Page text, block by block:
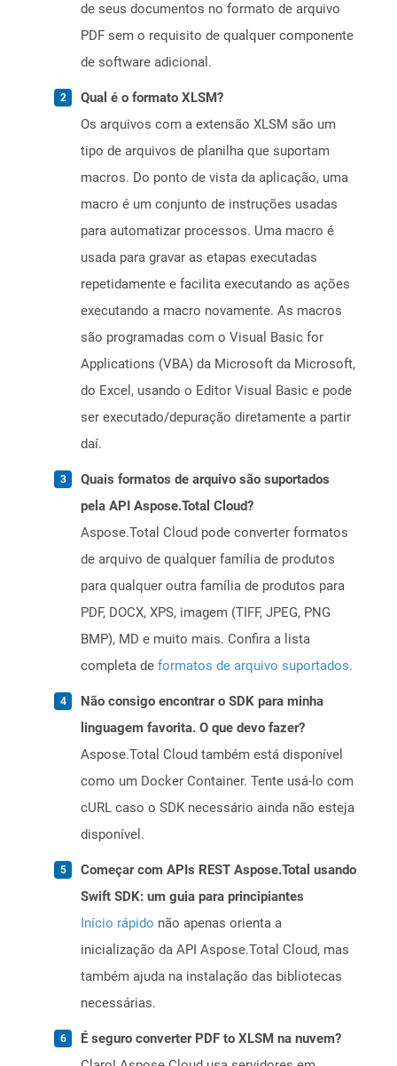
de seus documentos no formato de arquivo
PDF sem o requisito de qualquer componente
de software adicional.
Qual é o formato XLSM?
Os arquivos com a extensão XLSM são um
tipo de arquivos de planilha que suportam
macros. Do ponto de vista da aplicação, uma
macro é um conjunto de instruções usadas
para automatizar processos. Uma macro é
usada para gravar as etapas executadas
repetidamente e facilita executando as ações
executando a macro novamente. As macros
são programadas com o Visual Basic for
Applications (VBA) da Microsoft da Microsoft,
do Excel, usando o Editor Visual Basic e pode
ser executado/depuração diretamente a partir
daí.
Quais formatos de arquivo são suportados
pela API Aspose.Total Cloud?
Aspose.Total Cloud pode converter formatos
de arquivo de qualquer família de produtos
para qualquer outra família de produtos para
PDF, DOCX, XPS, imagem (TIFF, JPEG, PNG
BMP), MD e muito mais. Confira a lista
completa de formatos de arquivo suportados.
Não consigo encontrar o SDK para minha
linguagem favorita. O que devo fazer?
Aspose.Total Cloud também está disponível
como um Docker Container. Tente usá-lo com
cURL caso o SDK necessário ainda não esteja
disponível.
Começar com APIs REST Aspose.Total usando
Swift SDK: um guia para principiantes
Início rápido não apenas orienta a
inicialização da API Aspose.Total Cloud, mas
também ajuda na instalação das bibliotecas
necessárias.
É seguro converter PDF to XLSM na nuvem?